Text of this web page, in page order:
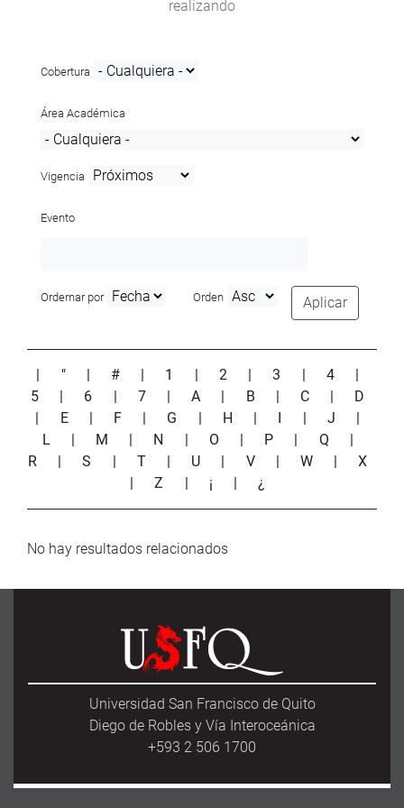
realizando
Cobertura
Área Académica
Vigencia
Evento
Ordernar por Orden Aplicar
| " | # | 1 | 2 |3 | 4
|
5
| 6 | 7 |A | B | C | D
| E | F | G | H | I | J
|
L
| M | N | O | P | Q
|
R
|S | T | U | V |W |X
|Z | ¡ |¿
No hay resultados relacionados
Universidad San Francisco de Quito
Diego de Robles y Vía Interoceánica
+593 2 506 1700